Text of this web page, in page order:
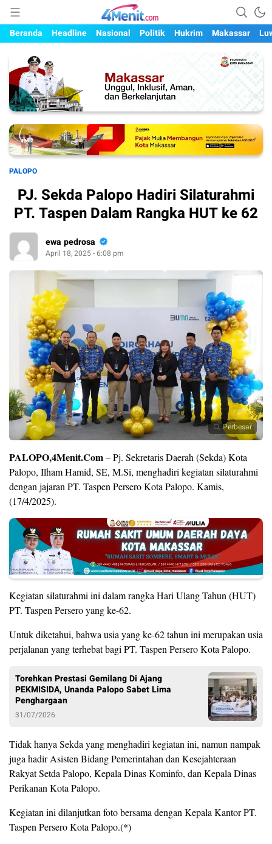
4menit.com
Mengungkap Kisah, Setiap Hari
Beranda
Headline Nasional Politik Hukrim Makassar
PALOPO
PJ. Sekda Palopo Hadiri Silaturahmi
PT. Taspen Dalam Rangka HUT ke 62
ewa pedrosa
April 18, 2025 - 6:08 pm
Perbesar
PALOPO,4Menit.Com– Pj. Sekretaris Daerah (Sekda) Kota
Palopo, Ilham Hamid, SE, M.Si, menghadiri kegiatan silaturahmi
dengan jajaran PT. Taspen Persero Kota Palopo. Kamis,
(17/4/2025).
Kegiatan silaturahmi ini dalam rangka Hari Ulang Tahun (HUT)
PT. Taspen Persero yang ke-62.
Untuk diketahui, bahwa usia yang ke-62 tahun ini merupakan usia
perjalanan yang terhebat bagi PT. Taspen Persero Kota Palopo.
Torehkan Prestasi Gemilang Di Ajang
PEKMISIDA, Unanda Palopo Sabet Lima
Penghargaan
31/07/2026
Tidak hanya Sekda yang menghadiri kegiatan ini, namun nampak
juga hadir Asisten Bidang Pemerintahan dan Kesejahteraan
Rakyat Setda Palopo, Kepala Dinas Kominfo, dan Kepala Dinas
Perikanan Kota Palopo.
Kegiatan ini dilanjutkan foto bersama dengan Kepala Kantor PT.
Taspen Persero Kota Palopo.(*)